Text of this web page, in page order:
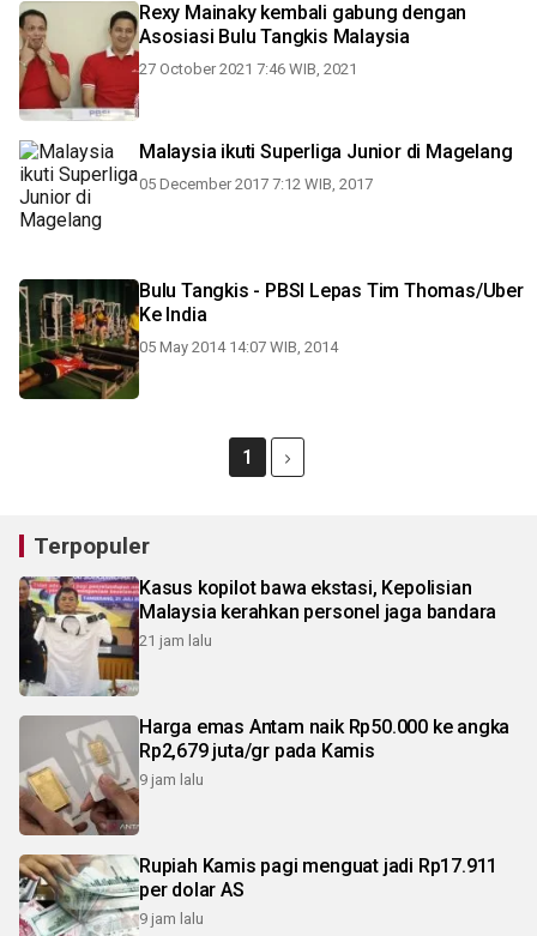
Rexy Mainaky kembali gabung dengan
Asosiasi Bulu Tangkis Malaysia
27 October 2021 7:46 WIB, 2021
Malaysia ikuti Superliga Junior di Magelang
05 December 2017 7:12 WIB, 2017
Bulu Tangkis - PBSI Lepas Tim Thomas/Uber
Ke India
05 May 2014 14:07 WIB, 2014
1
Terpopuler
Kasus kopilot bawa ekstasi, Kepolisian
Malaysia kerahkan personel jaga bandara
21 jam lalu
Harga emas Antam naik Rp50.000 ke angka
Rp2,679 juta/gr pada Kamis
9 jam lalu
Rupiah Kamis pagi menguat jadi Rp17.911
per dolar AS
9 jam lalu